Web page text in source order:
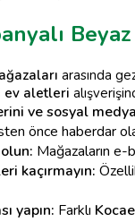
arasında
ev aletleri
ve sosyal
önce haberdar
Mağazaların
kaçırmayın:
yapın: Farklı